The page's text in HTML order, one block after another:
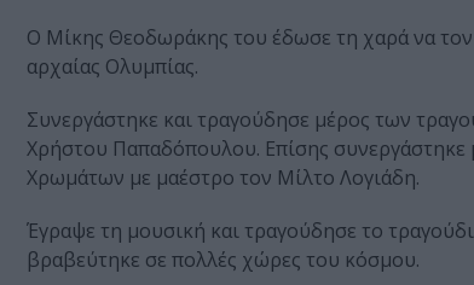
Ο Μίκης Θεοδωράκης του έδωσε τη χαρά να τον
αρχαίας Ολυμπίας.
Συνεργάστηκε και τραγούδησε μέρος των
Χρήστου Παπαδόπουλου. Επίσης
Χρωμάτων με μαέστρο τον Μίλτο Λογιάδη.
Έγραψε τη μουσική και τραγούδησε το
βραβεύτηκε σε πολλές χώρες του κόσμου.